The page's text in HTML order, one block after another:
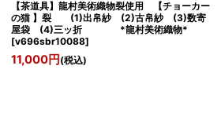
【茶道具】龍村美術織物裂使用 【チョーカー
の猫 】裂 (1)出帛紗 (2)古帛紗 (3)数寄
屋袋 (4)三ッ折 *龍村美術織物*
[v696sbr10088]
11,000円 (税込)